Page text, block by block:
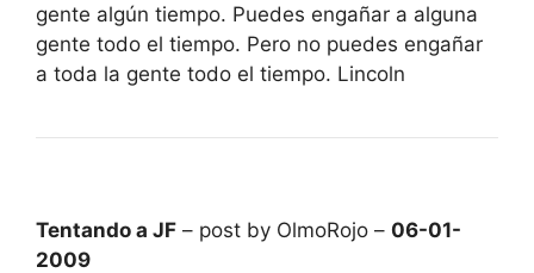
gente algún tiempo. Puedes engañar a alguna
gente todo el tiempo. Pero no puedes engañar
a toda la gente todo el tiempo. Lincoln
Tentando a JF – post by OlmoRojo – 06-01-
2009